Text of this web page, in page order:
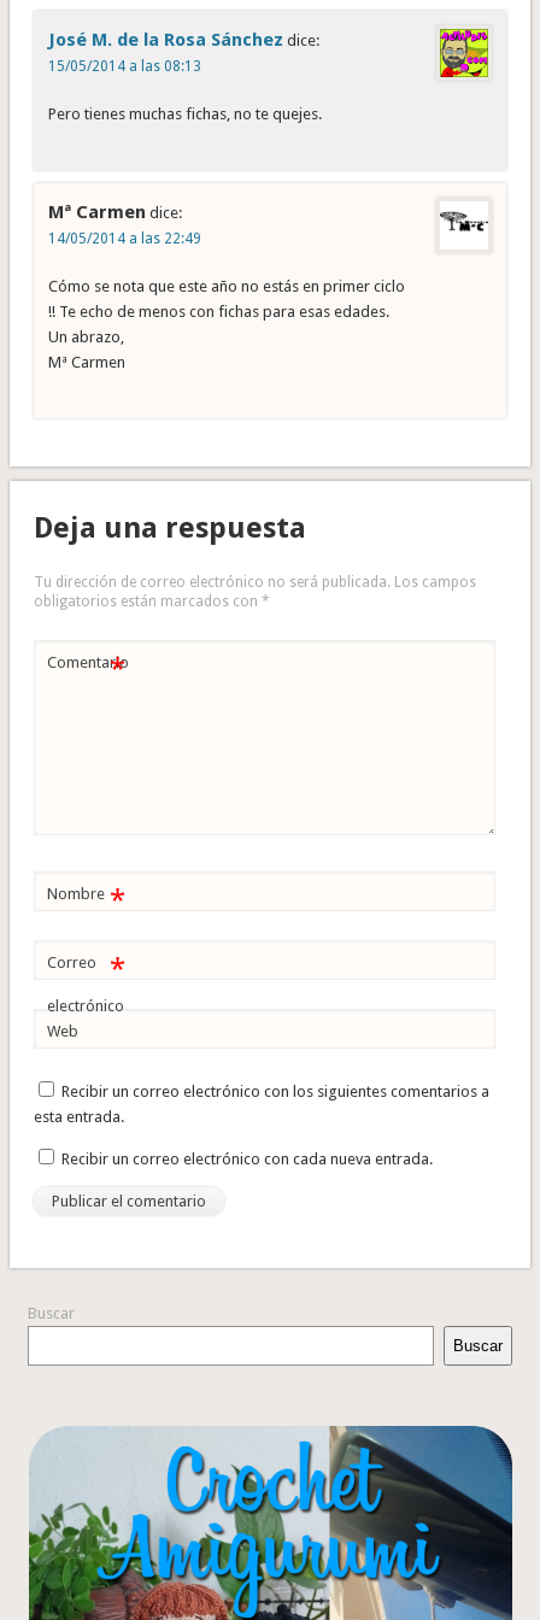
José M. de la Rosa Sánchez dice:
15/05/2014 a las 08:13
Pero tienes muchas fichas, no te quejes.
Mª Carmen dice:
14/05/2014 a las 22:49
Cómo se nota que este año no estás en primer ciclo
!! Te echo de menos con fichas para esas edades.
Un abrazo,
Mª Carmen
Deja una respuesta
Tu dirección de correo electrónico no será publicada. Los campos
obligatorios están marcados con *
Comentario
*
Nombre *
Correo
electrónico
*
Web
Recibir un correo electrónico con los siguientes comentarios a
esta entrada.
Recibir un correo electrónico con cada nueva entrada.
Buscar
Buscar